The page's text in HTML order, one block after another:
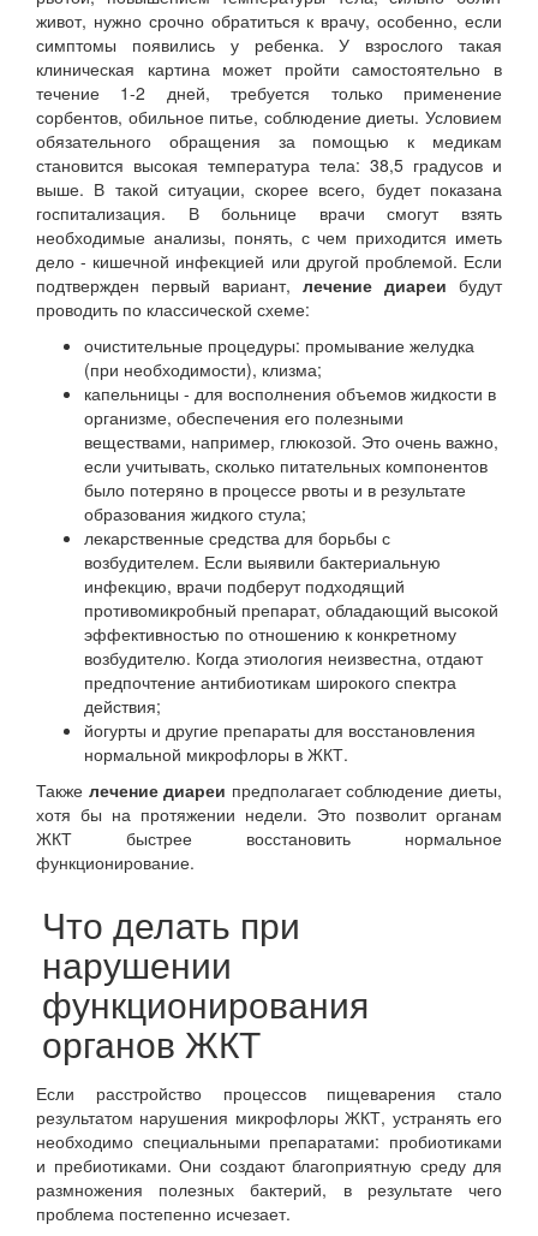
живот, нужно срочно обратиться к врачу, особенно, если
симптомы появились у ребенка. У взрослого такая
клиническая картина может пройти самостоятельно в
течение 1-2 дней, требуется только применение
сорбентов, обильное питье, соблюдение диеты. Условием
обязательного обращения за помощью к медикам
становится высокая температура тела: 38,5 градусов и
выше. В такой ситуации, скорее всего, будет показана
госпитализация. В больнице врачи смогут взять
необходимые анализы, понять, с чем приходится иметь
дело - кишечной инфекцией или другой проблемой. Если
подтвержден первый вариант, лечение диареи будут
проводить по классической схеме:
очистительные процедуры: промывание желудка
(при необходимости), клизма;
капельницы - для восполнения объемов жидкости в
организме, обеспечения его полезными
веществами, например, глюкозой. Это очень важно,
если учитывать, сколько питательных компонентов
было потеряно в процессе рвоты и в результате
образования жидкого стула;
лекарственные средства для борьбы с
возбудителем. Если выявили бактериальную
инфекцию, врачи подберут подходящий
противомикробный препарат, обладающий высокой
эффективностью по отношению к конкретному
возбудителю. Когда этиология неизвестна, отдают
предпочтение антибиотикам широкого спектра
действия;
йогурты и другие препараты для восстановления
нормальной микрофлоры в ЖКТ.
Также лечение диареи предполагает соблюдение диеты,
хотя бы на протяжении недели. Это позволит органам
ЖКТ быстрее восстановить нормальное
функционирование.
Что делать при
нарушении
функционирования
органов ЖКТ
Если расстройство процессов пищеварения стало
результатом нарушения микрофлоры ЖКТ, устранять его
необходимо специальными препаратами: пробиотиками
и пребиотиками. Они создают благоприятную среду для
размножения полезных бактерий, в результате чего
проблема постепенно исчезает.